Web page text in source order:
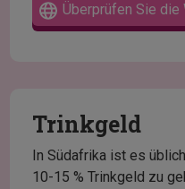
Überprüfen Sie die
Trinkgeld
In Südafrika ist es
10-15 % Trinkgeld zu